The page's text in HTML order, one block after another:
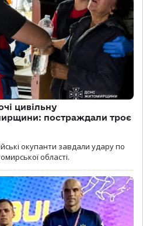
цивільну
постраждали троє
окупанти завдали удару по
області.